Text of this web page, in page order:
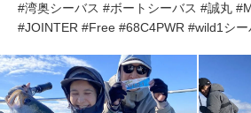
#湾奥シーバス #ボートシーバス #誠丸
#JOINTER #Free #68C4PWR #wild1シー